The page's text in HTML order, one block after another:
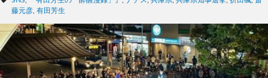
ゴ
ー
グ
藤元彦 有田芳生